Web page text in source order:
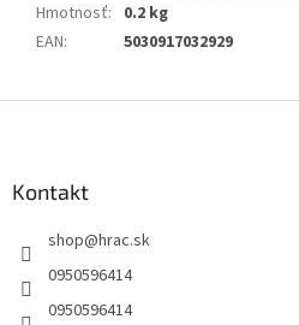
Hmotnosť: 0.2 kg
EAN: 5030917032929
Kontakt
shop@hrac.sk
0950596414
0950596414